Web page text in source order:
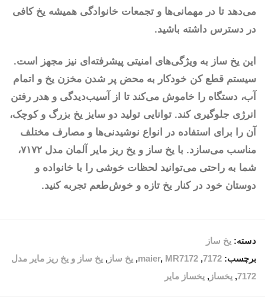
می‌دهد تا در مهمانی‌ها و تجمعات خانوادگی همیشه یخ کافی
در دسترس داشته باشید.
این یخ ساز به ویژگی‌های امنیتی پیشرفته‌ای نیز مجهز است.
سیستم قطع کن خودکار به محض پر شدن مخزن یخ و اتمام
آب، دستگاه را خاموش می‌کند تا از آسیب‌دیدگی و هدر رفتن
انرژی جلوگیری کند. توانایی تولید دو سایز یخ بزرگ و کوچک،
آن را برای استفاده در انواع نوشیدنی‌ها و مصارف مختلف
مناسب می‌سازد. با یخ ساز و یخ ریز مایر آلمان مدل ۷۱۷۲،
شما به راحتی می‌توانید لحظات خوشی را با خانواده و
دوستان خود در کنار یخ تازه و خوش‌طعم تجربه کنید.
دسته: یخ ساز
برچسب: 7172
,
maier, MR7172
, یخ ساز , یخ ساز و یخ ریز مایر مدل
7172
, یخساز , یخساز مایر